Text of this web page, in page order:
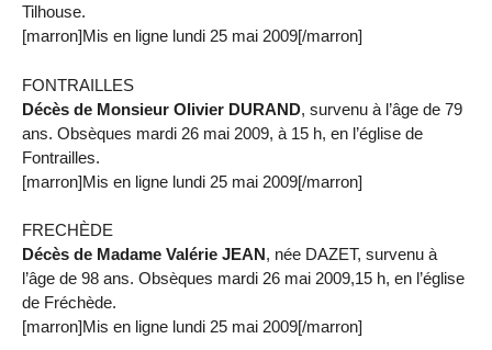
Tilhouse.
[marron]Mis en ligne lundi 25 mai 2009[/marron]
FONTRAILLES
Décès de Monsieur Olivier DURAND, survenu à l’âge de 79
ans. Obsèques mardi 26 mai 2009, à 15 h, en l’église de
Fontrailles.
[marron]Mis en ligne lundi 25 mai 2009[/marron]
FRECHÈDE
Décès de Madame Valérie JEAN, née DAZET, survenu à
l’âge de 98 ans. Obsèques mardi 26 mai 2009,15 h, en l’église
de Fréchède.
[marron]Mis en ligne lundi 25 mai 2009[/marron]